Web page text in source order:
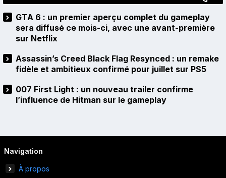
GTA 6 : un premier aperçu complet du gameplay
sera diffusé ce mois-ci, avec une avant-première
sur Netflix
Assassin’s Creed Black Flag Resynced : un remake
fidèle et ambitieux confirmé pour juillet sur PS5
007 First Light : un nouveau trailer confirme
l’influence de Hitman sur le gameplay
Navigation
À propos